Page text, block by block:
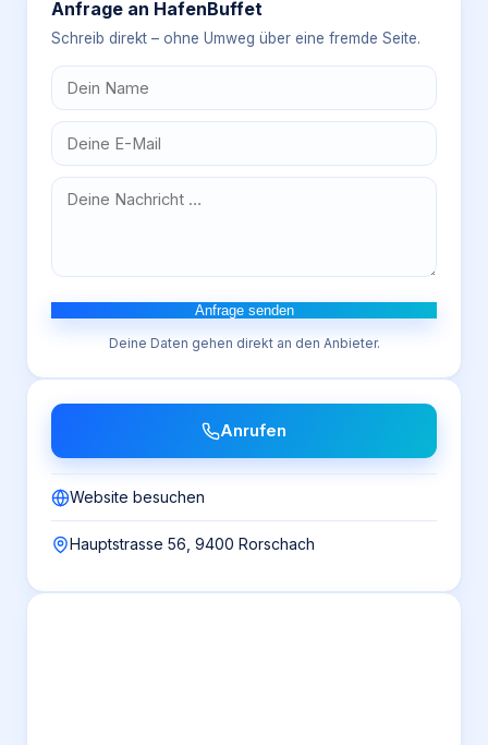
Anfrage an HafenBuffet
Schreib direkt – ohne Umweg über eine fremde Seite.
Anfrage senden
Deine Daten gehen direkt an den Anbieter.
Anrufen
Website besuchen
Hauptstrasse 56, 9400 Rorschach